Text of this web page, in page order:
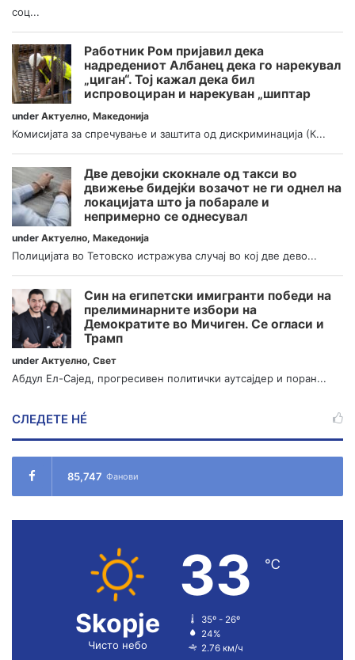
соц...
Работник Ром пријавил дека
надредениот Албанец дека го нарекувал
„циган“. Тој кажал дека бил
испровоциран и нарекуван „шиптар
under Актуелно, Македонија
Комисијата за спречување и заштита од дискриминација (К...
Две девојки скокнале од такси во
движење бидејќи возачот не ги однел на
локацијата што ја побарале и
непримерно се однесувал
under Актуелно, Македонија
Полицијата во Тетовско истражува случај во кој две дево...
Син на египетски имигранти победи на
прелиминарните избори на
Демократите во Мичиген. Се огласи и
Трамп
under Актуелно, Свет
Абдул Ел-Сајед, прогресивен политички аутсајдер и поран...
СЛЕДЕТЕ НÉ
85,747 Фанови
Skopje
Чисто небо
33 ℃
35º - 26º
24%
2.76 км/ч